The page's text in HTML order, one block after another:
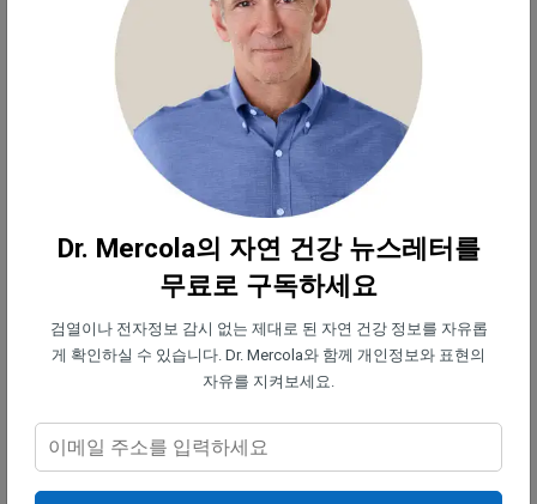
3. 술에 대한 유혹을 없애세요 —집에 있는 모든 술을
치우고, 술을 권하는 사람에게 거절하는 연습을 하세
4. 천천히 마시기 —
술을 마실 경우, 천천히 마시고 술
과 술 사이에 30분~1시간 정도 쉬는 시간을 가집니
5. 규칙적으로 운동하기 —운동은 술에 대한 갈망에
서 벗어나게 하는 데 도움이 됩니다. 연구에 따르면
규칙적인 운동은 인지 기능 저하 및 부정적인 신경 변
화와 같은 음주가 뇌에 미치는 일부 위험을 완화하는
데 도움이 될 수 있다고 합니다.
Dr. Mercola의 자연 건강 뉴스레터를
무료로 구독하세요
검열이나 전자정보 감시 없는 제대로 된 자연 건강 정보를 자유롭
게 확인하실 수 있습니다. Dr. Mercola와 함께 개인정보와 표현의
자유를 지켜보세요.